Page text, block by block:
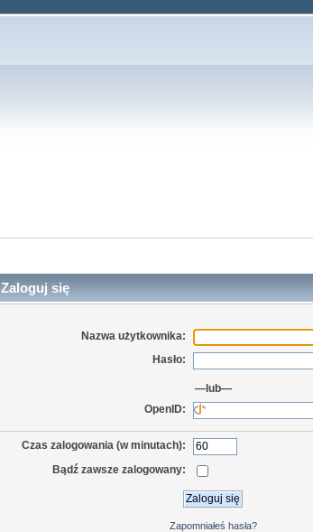
Zaloguj się
Nazwa użytkownika:
Hasło:
—lub—
OpenID:
Czas zalogowania (w minutach):
Bądź zawsze zalogowany:
Zapomniałeś hasła?